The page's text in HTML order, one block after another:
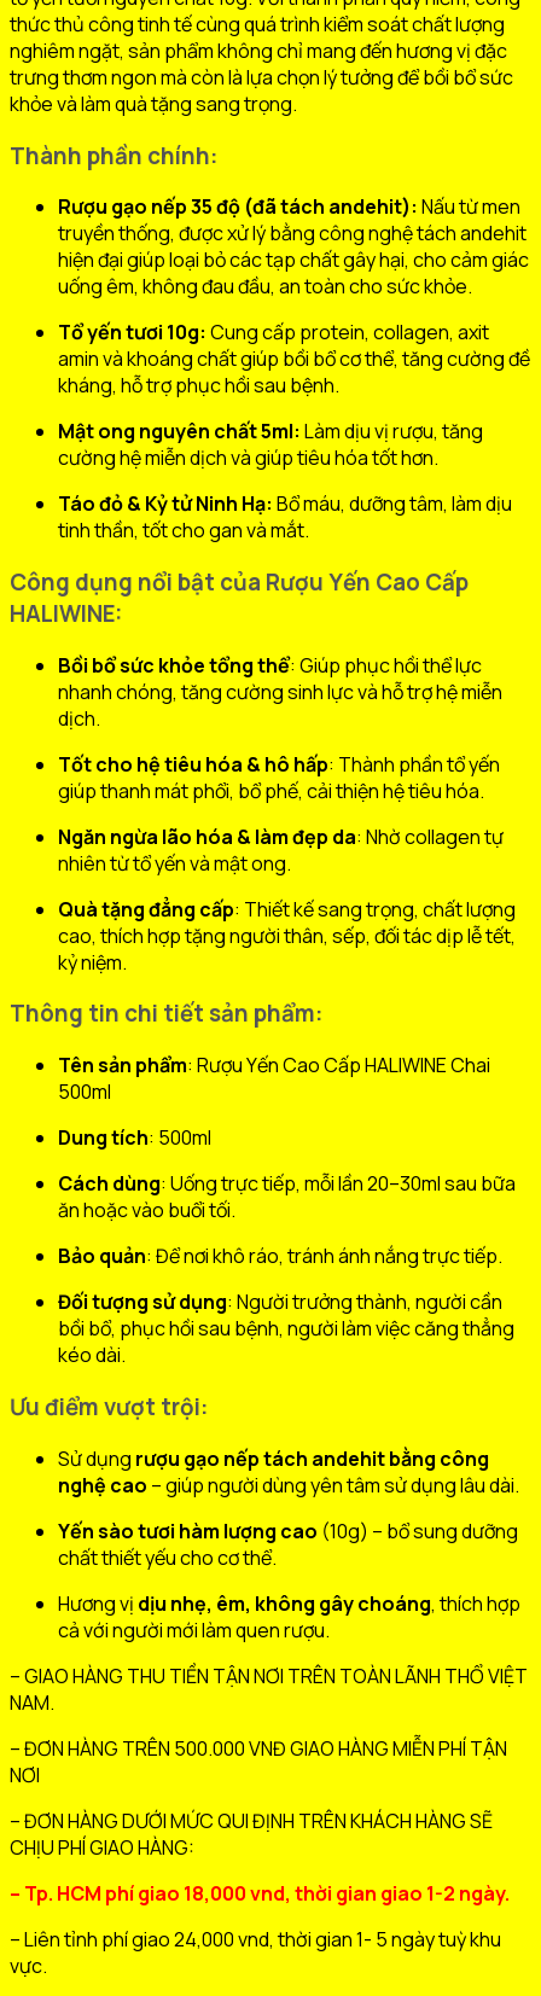
thức thủ công tinh tế cùng quá trình kiểm soát chất lượng
nghiêm ngặt, sản phẩm không chỉ mang đến hương vị đặc
trưng thơm ngon mà còn là lựa chọn lý tưởng để bồi bổ sức
khỏe và làm quà tặng sang trọng.
Thành phần chính:
Rượu gạo nếp 35 độ (đã tách andehit): Nấu từ men
truyền thống, được xử lý bằng công nghệ tách andehit
hiện đại giúp loại bỏ các tạp chất gây hại, cho cảm giác
uống êm, không đau đầu, an toàn cho sức khỏe.
Tổ yến tươi 10g: Cung cấp protein, collagen, axit
amin và khoáng chất giúp bồi bổ cơ thể, tăng cường đề
kháng, hỗ trợ phục hồi sau bệnh.
Mật ong nguyên chất 5ml: Làm dịu vị rượu, tăng
cường hệ miễn dịch và giúp tiêu hóa tốt hơn.
Táo đỏ & Kỷ tử Ninh Hạ: Bổ máu, dưỡng tâm, làm dịu
tinh thần, tốt cho gan và mắt.
Công dụng nổi bật của Rượu Yến Cao Cấp
HALIWINE:
Bồi bổ sức khỏe tổng thể: Giúp phục hồi thể lực
nhanh chóng, tăng cường sinh lực và hỗ trợ hệ miễn
dịch.
Tốt cho hệ tiêu hóa & hô hấp: Thành phần tổ yến
giúp thanh mát phổi, bổ phế, cải thiện hệ tiêu hóa.
Ngăn ngừa lão hóa & làm đẹp da: Nhờ collagen tự
nhiên từ tổ yến và mật ong.
Quà tặng đẳng cấp: Thiết kế sang trọng, chất lượng
cao, thích hợp tặng người thân, sếp, đối tác dịp lễ tết,
kỷ niệm.
Thông tin chi tiết sản phẩm:
Tên sản phẩm: Rượu Yến Cao Cấp HALIWINE Chai
500ml
Dung tích: 500ml
Cách dùng: Uống trực tiếp, mỗi lần 20–30ml sau bữa
ăn hoặc vào buổi tối.
Bảo quản: Để nơi khô ráo, tránh ánh nắng trực tiếp.
Đối tượng sử dụng: Người trưởng thành, người cần
bồi bổ, phục hồi sau bệnh, người làm việc căng thẳng
kéo dài.
Ưu điểm vượt trội:
Sử dụng rượu gạo nếp tách andehit bằng công
nghệ cao – giúp người dùng yên tâm sử dụng lâu dài.
Yến sào tươi hàm lượng cao (10g) – bổ sung dưỡng
chất thiết yếu cho cơ thể.
Hương vị dịu nhẹ, êm, không gây choáng, thích hợp
cả với người mới làm quen rượu.
– GIAO HÀNG THU TIỀN TẬN NƠI TRÊN TOÀN LÃNH THỔ VIỆT
NAM.
– ĐƠN HÀNG TRÊN 500.000 VNĐ GIAO HÀNG MIỄN PHÍ TẬN
NƠI
– ĐƠN HÀNG DƯỚI MỨC QUI ĐỊNH TRÊN KHÁCH HÀNG SẼ
CHỊU PHÍ GIAO HÀNG:
– Tp. HCM phí giao 18,000 vnd, thời gian giao 1-2 ngày.
– Liên tỉnh phí giao 24,000 vnd, thời gian 1- 5 ngày tuỳ khu
vực.